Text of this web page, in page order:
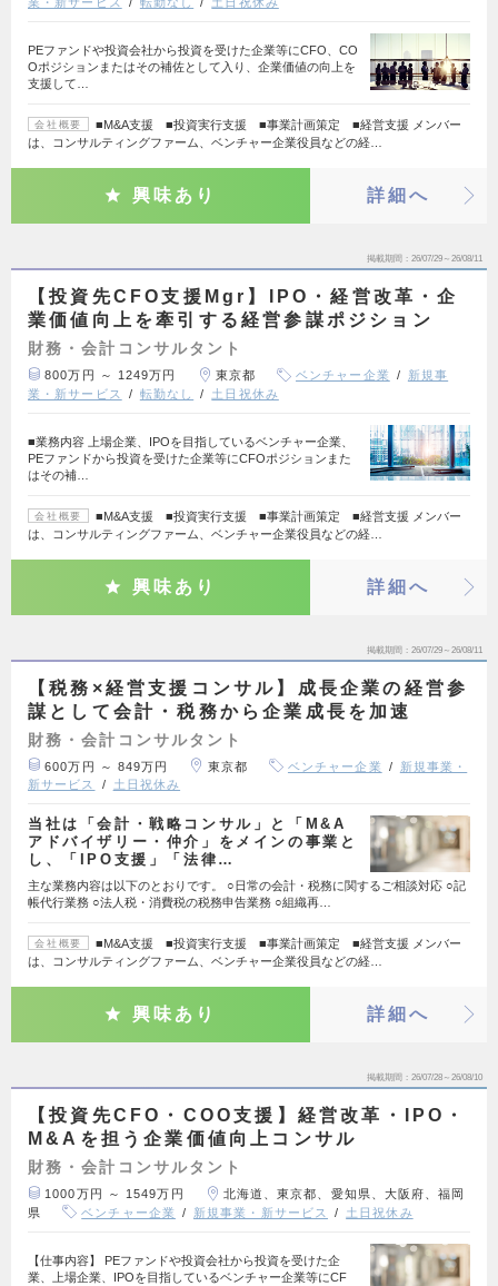
PEファンドや投資会社から投資を受けた企業等にCFO、CO
Oポジションまたはその補佐として入り、企業価値の向上を
支援して…
会社概要
■M&A支援 ■投資実行支援 ■事業計画策定 ■経営支援 メンバー
は、コンサルティングファーム、ベンチャー企業役員などの経…
興味あり 詳細へ
掲載期間 26/07/29～26/08/11
【投資先CFO支援Mgr】IPO・経営改革・企
業価値向上を牽引する経営参謀ポジション
財務・会計コンサルタント
800万円 ～ 1249万円 東京都 ベンチャー企業
新規事
業・新サービス
転勤なし 土日祝休み
■業務内容 上場企業、IPOを目指しているベンチャー企業、
PEファンドから投資を受けた企業等にCFOポジションまた
はその補…
会社概要
■M&A支援 ■投資実行支援 ■事業計画策定 ■経営支援 メンバー
は、コンサルティングファーム、ベンチャー企業役員などの経…
興味あり 詳細へ
掲載期間 26/07/29～26/08/11
【税務×経営支援コンサル】成長企業の経営参
謀として会計・税務から企業成長を加速
財務・会計コンサルタント
600万円 ～ 849万円 東京都 ベンチャー企業
新規事業・
新サービス
土日祝休み
当社は「会計・戦略コンサル」と「M&A
アドバイザリー・仲介」をメインの事業と
し、「IPO支援」「法律…
主な業務内容は以下のとおりです。 ○日常の会計・税務に関するご相談対応 ○記
帳代行業務 ○法人税・消費税の税務申告業務 ○組織再…
会社概要
■M&A支援 ■投資実行支援 ■事業計画策定 ■経営支援 メンバー
は、コンサルティングファーム、ベンチャー企業役員などの経…
興味あり 詳細へ
掲載期間 26/07/28～26/08/10
【投資先CFO・COO支援】経営改革・IPO・
M&Aを担う企業価値向上コンサル
財務・会計コンサルタント
1000万円 ～ 1549万円
北海道、東京都、愛知県、大阪府、福岡
県
ベンチャー企業 新規事業・新サービス 土日祝休み
【仕事内容】 PEファンドや投資会社から投資を受けた企
業、上場企業、IPOを目指しているベンチャー企業等にCF